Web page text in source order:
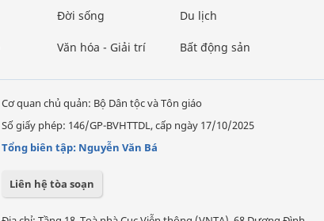
Đời sống
Văn hóa - Giải trí
Du lịch
Bất động sản
Cơ quan chủ quản: Bộ Dân tộc và Tôn giáo
Số giấy phép: 146/GP-BVHTTDL, cấp ngày 17/10/2025
Tổng biên tập: Nguyễn Văn Bá
Liên hệ tòa soạn